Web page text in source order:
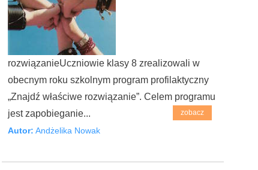
rozwiązanieUczniowie klasy 8 zrealizowali w
obecnym roku szkolnym program profilaktyczny
„Znajdź właściwe rozwiązanie”. Celem programu
jest zapobieganie...
zobacz
Autor: Andżelika Nowak